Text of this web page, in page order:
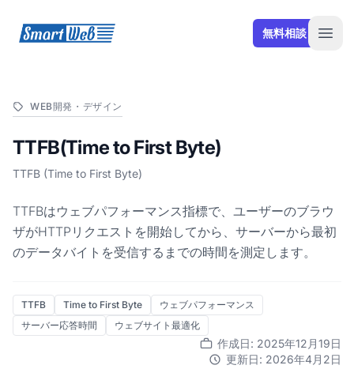
SmartWeb 無料相談
WEB開発・デザイン
TTFB(Time to First Byte)
TTFB (Time to First Byte)
TTFBはウェブパフォーマンス指標で、ユーザーのブラウ
ザがHTTPリクエストを開始してから、サーバーから最初
のデータバイトを受信するまでの時間を測定します。
TTFB Time to First Byte
ウェブパフォーマンス
サーバー応答時間
ウェブサイト最適化
作成日: 2025年12月19日
更新日: 2026年4月2日